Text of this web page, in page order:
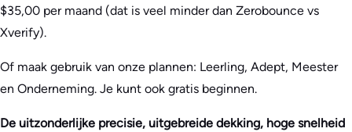
$35,00 per maand (dat is veel minder dan Zerobounce vs
Xverify).
Of maak gebruik van onze plannen: Leerling, Adept, Meester
en Onderneming. Je kunt ook gratis beginnen.
De uitzonderlijke precisie, uitgebreide dekking, hoge snelheid